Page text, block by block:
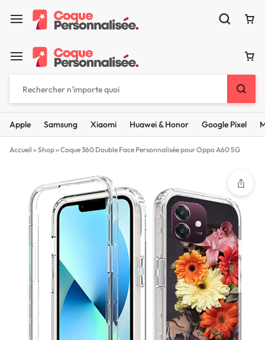
Apple Samsung Xiaomi Huawei & Honor Google Pixel
Accueil » Shop» Coque 360 Double Face Personnalisée pour Oppo A60 5G